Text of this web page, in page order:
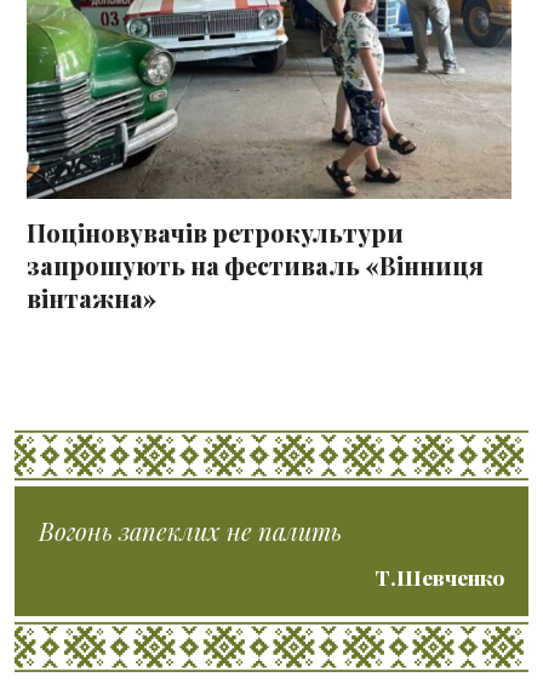
Поціновувачів ретрокультури
запрошують на фестиваль «Вінниця
вінтажна»
Вогонь запеклих не палить
Т.Шевченко